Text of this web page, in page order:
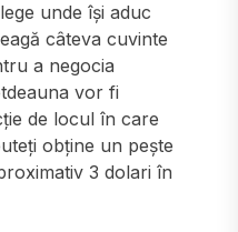
unde își aduc
câteva cuvinte
a negocia
vor fi
de locul în care
obține un pește
3 dolari în